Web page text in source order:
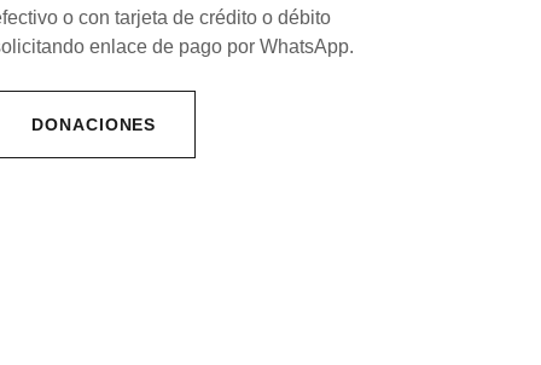
o con tarjeta de crédito o débito
enlace de pago por WhatsApp.
DONACIONES